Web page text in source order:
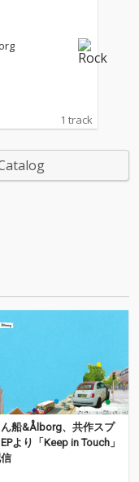
1 track
船&Ålborg、共作スプ
より「Keep in Touch」